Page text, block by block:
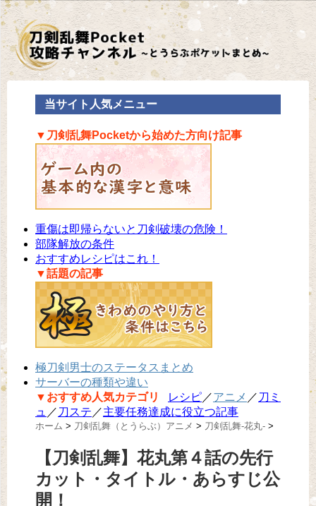
当サイト人気メニュー
▼刀剣乱舞Pocketから始めた方向け記事
重傷は即帰らないと刀剣破壊の危険！
部隊解放の条件
おすすめレシピはこれ！
▼話題の記事
極刀剣男士のステータスまとめ
サーバーの種類や違い
▼おすすめ人気カテゴリ
レシピ／アニメ ／ 刀ミ
ュ ／ 刀ステ ／主要任務達成に役立つ記事
ホーム > 刀剣乱舞（とうらぶ）アニメ > 刀剣乱舞-花丸- >
【刀剣乱舞】花丸第４話の先行
カット・タイトル・あらすじ公
開！